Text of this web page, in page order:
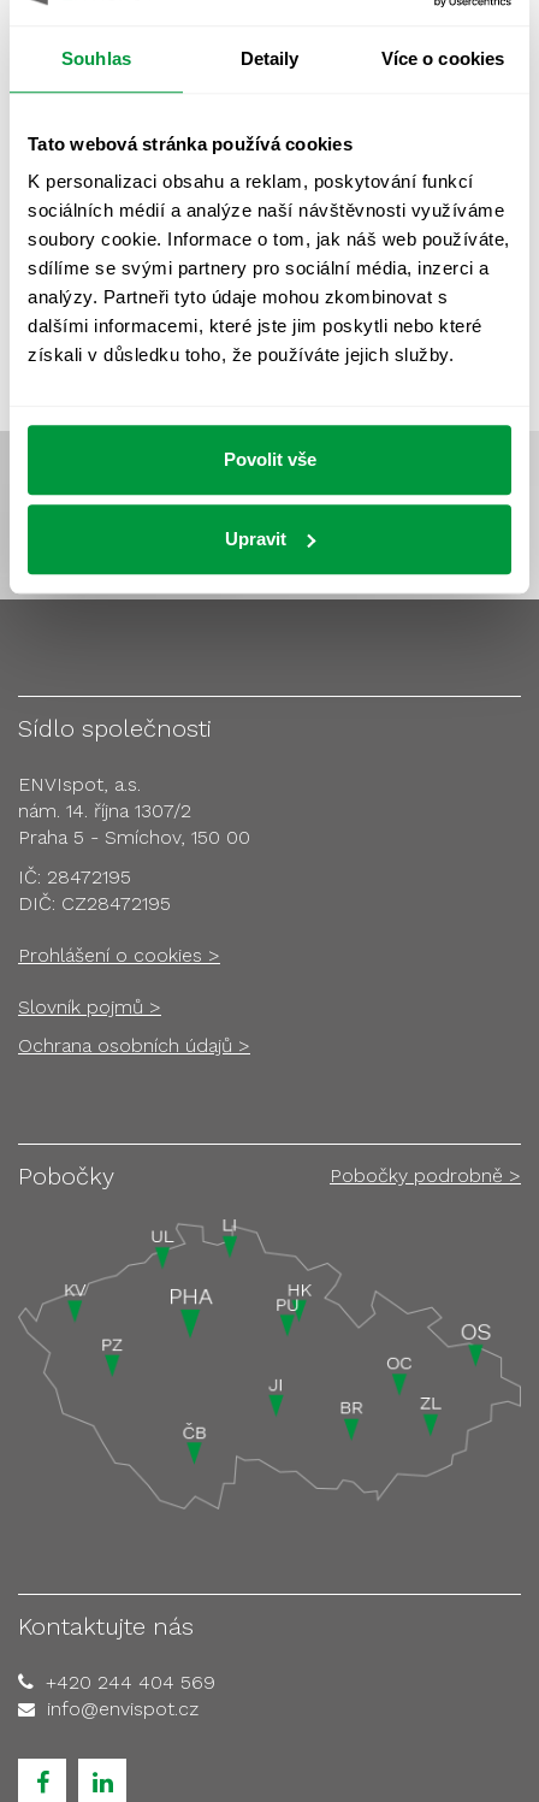
Souhlas Detaily Více o cookies
Tato webová stránka používá cookies
K personalizaci obsahu a reklam, poskytování funkcí
sociálních médií a analýze naší návštěvnosti využíváme
soubory cookie. Informace o tom, jak náš web používáte,
sdílíme se svými partnery pro sociální média, inzerci a
analýzy. Partneři tyto údaje mohou zkombinovat s
dalšími informacemi, které jste jim poskytli nebo které
získali v důsledku toho, že používáte jejich služby.
Povolit vše
Upravit
OSVĚTLENÍ SPORTOVIŠŤ
PROTIPANICKÉ OSVĚTLENÍ
PROVOZNÍ DENÍK NOUZOVÉHO OSVĚTLENÍ
REVIZE NOUZOVÉHO OSVĚTLENÍ ŘÍZENÍ
UMĚLÉ OSVĚTLENÍ VEŘEJNÉ OSVĚTLENÍ
VÝPOČET OSVĚTLENÍ VÝPOČET ZASTÍNĚNÍ
VÝPOČTY A NÁVRHY ZASTÍNĚNÍ
ZKOUŠKY NOUZOVÉHO OSVĚTLENÍ
Sídlo společnosti
ENVIspot, a.s.
nám. 14. října 1307/2
Praha 5 - Smíchov, 150 00
IČ: 28472195
DIČ: CZ28472195
Prohlášení o cookies >
Slovník pojmů >
Ochrana osobních údajů >
Pobočky Pobočky podrobně >
Kontaktujte nás
+420 244 404 569
info@envispot.cz